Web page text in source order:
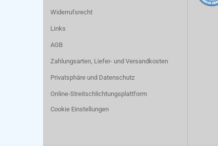
Widerrufsrecht
Links
AGB
Zahlungsarten, Liefer- und Versandkosten
Privatsphäre und Datenschutz
Online-Streitschlichtungsplattform
Cookie Einstellungen